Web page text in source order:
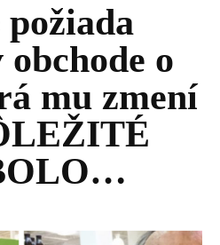
o
mu zmení